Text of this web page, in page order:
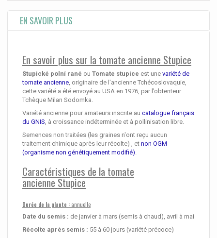
EN SAVOIR PLUS
En savoir plus sur la tomate ancienne Stupice
Stupické polní rané ou Tomate stupice est une variété de
tomate ancienne , originaire de l'ancienne Tchécoslovaquie,
cette variété a été envoyé au USA en 1976, par l’obtenteur
Tchèque Milan Sodomka.
Variété ancienne pour amateurs inscrite au catalogue français
du GNIS , à croissance indéterminée et à pollinisation libre.
Semences non traitées (les graines n'ont reçu aucun
traitement chimique après leur récolte) , et non OGM
(organisme non génétiquement modifié)
Caractéristiques de la tomate
ancienne Stupice
Durée de la plante : annuelle
Date du semis : de janvier à mars (semis à chaud), avril à mai
Récolte après semis : 55 à 60 jours (variété précoce)